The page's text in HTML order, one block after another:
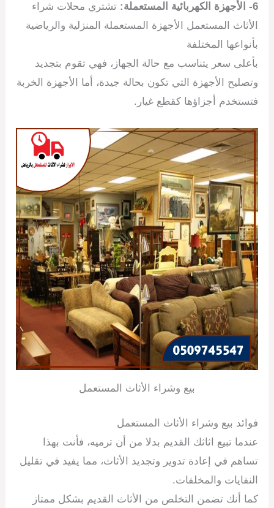
6- الأجهزة الكهربائية المستعملة:
تشتري محلات شراء
الأثاث المستعمل الأجهزة المستعملة المنزلية والرياضية
بأنواعها المختلفة
بأعلى سعر يتناسب مع حالة الجهاز، فهي تقوم بتجديد
وتصليح الأجهزة التي تكون بحالة جيدة، أما الأجهزة الخربة
فتستخدم أجزاؤها كقطع غيار.
بيع وشراء الأثاث المستعمل
فوائد بيع وشراء الأثاث المستعمل
عندما تبيع اثاثك القديم بدلا من أن ترميه، فأنت بهذا
تساهم في إعادة تدوير وتجديد الأثاث، مما يفيد في تقليل
النفايات والمخلفات.
كما أنك تضمن التخلص من الأثاث القديم بشكل ممتاز